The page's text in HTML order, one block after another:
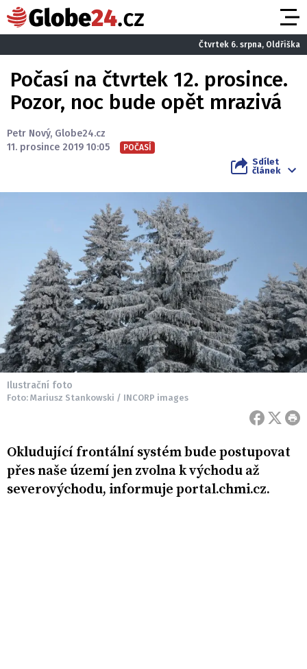
Čtvrtek 6. srpna, Oldřiška
Počasí na čtvrtek 12. prosince.
Pozor, noc bude opět mrazivá
Petr Nový, Globe24.cz
11. prosince 2019 10:05
POČASÍ
Sdílet
článek
Ilustrační foto
Foto: Mariusz Stankowski / INCORP images
Okludující frontální systém bude postupovat
přes naše území jen zvolna k východu až
severovýchodu, informuje portal.chmi.cz.